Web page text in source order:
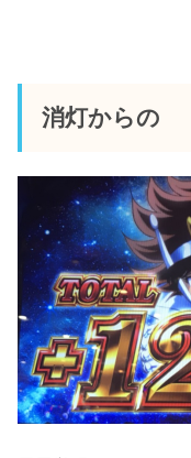
消灯からの